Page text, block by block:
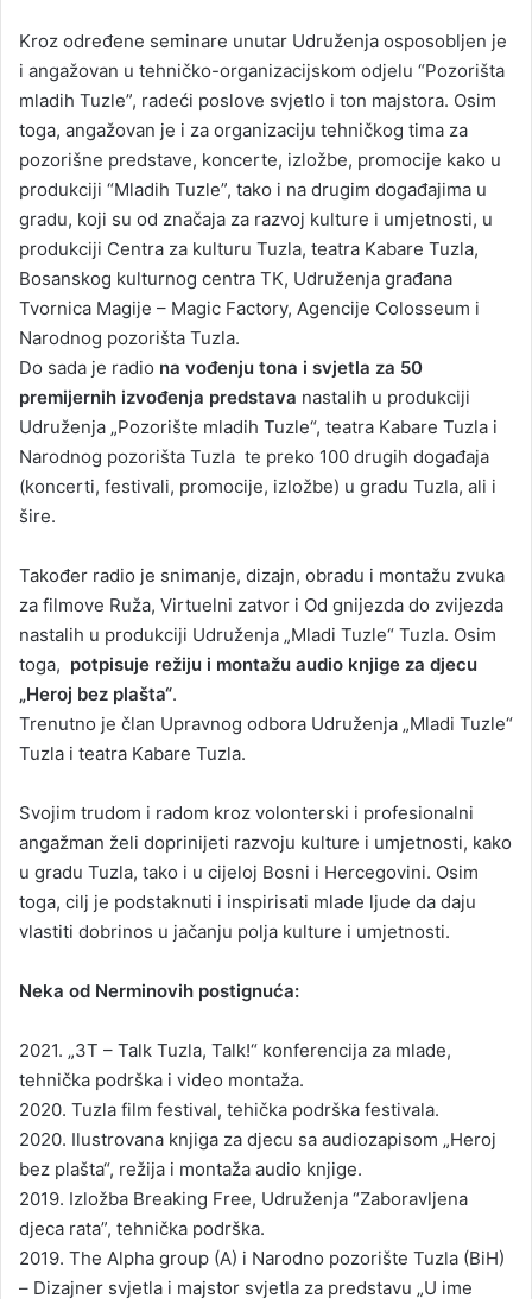
Kroz određene seminare unutar Udruženja osposobljen je
i angažovan u tehničko-organizacijskom odjelu “Pozorišta
mladih Tuzle”, radeći poslove svjetlo i ton majstora. Osim
toga, angažovan je i za organizaciju tehničkog tima za
pozorišne predstave, koncerte, izložbe, promocije kako u
produkciji “Mladih Tuzle”, tako i na drugim događajima u
gradu, koji su od značaja za razvoj kulture i umjetnosti, u
produkciji Centra za kulturu Tuzla, teatra Kabare Tuzla,
Bosanskog kulturnog centra TK, Udruženja građana
Tvornica Magije – Magic Factory, Agencije Colosseum i
Narodnog pozorišta Tuzla.
Do sada je radio na vođenju tona i svjetla za 50
premijernih izvođenja predstava nastalih u produkciji
Udruženja „Pozorište mladih Tuzle“, teatra Kabare Tuzla i
Narodnog pozorišta Tuzla te preko 100 drugih događaja
(koncerti, festivali, promocije, izložbe) u gradu Tuzla, ali i
šire.
Također radio je snimanje, dizajn, obradu i montažu zvuka
za filmove Ruža, Virtuelni zatvor i Od gnijezda do zvijezda
nastalih u produkciji Udruženja „Mladi Tuzle“ Tuzla. Osim
toga, potpisuje režiju i montažu audio knjige za djecu
„Heroj bez plašta“.
Trenutno je član Upravnog odbora Udruženja „Mladi Tuzle“
Tuzla i teatra Kabare Tuzla.
Svojim trudom i radom kroz volonterski i profesionalni
angažman želi doprinijeti razvoju kulture i umjetnosti, kako
u gradu Tuzla, tako i u cijeloj Bosni i Hercegovini. Osim
toga, cilj je podstaknuti i inspirisati mlade ljude da daju
vlastiti dobrinos u jačanju polja kulture i umjetnosti.
Neka od Nerminovih postignuća:
2021. „3T – Talk Tuzla, Talk!“ konferencija za mlade,
tehnička podrška i video montaža.
2020. Tuzla film festival, tehička podrška festivala.
2020. Ilustrovana knjiga za djecu sa audiozapisom „Heroj
bez plašta“, režija i montaža audio knjige.
2019. Izložba Breaking Free, Udruženja “Zaboravljena
djeca rata”, tehnička podrška.
2019. The Alpha group (A) i Narodno pozorište Tuzla (BiH)
– Dizajner svjetla i majstor svjetla za predstavu „U ime